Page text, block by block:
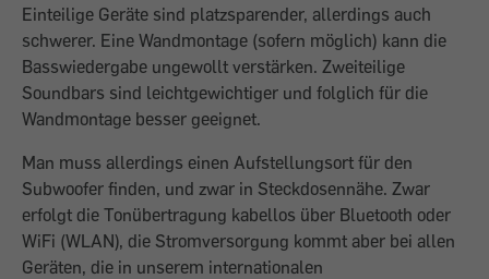
Einteilige Geräte sind platzsparender, allerdings auch
schwerer. Eine Wandmontage (sofern möglich) kann die
Basswiedergabe ungewollt verstärken. Zweiteilige
Soundbars sind leichtgewichtiger und folglich für die
Wandmontage besser geeignet.
Man muss allerdings einen Aufstellungsort für den
Subwoofer finden, und zwar in Steckdosennähe. Zwar
erfolgt die Tonübertragung ­kabellos über Bluetooth oder
WiFi (WLAN), die Stromversorgung kommt aber bei allen
Geräten, die in unserem internationalen